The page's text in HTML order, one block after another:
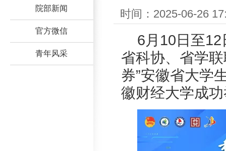
院部新闻
官方微信
青年风采
时间：2025-06-26
6月10日至12
省科协、省学
券”安徽省大学
徽财经大学成